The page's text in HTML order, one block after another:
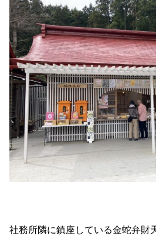
社務所隣に鎮座している金蛇弁財